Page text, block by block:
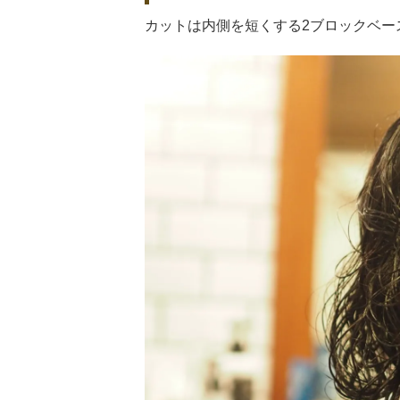
カットは内側を短くする2ブロックベー